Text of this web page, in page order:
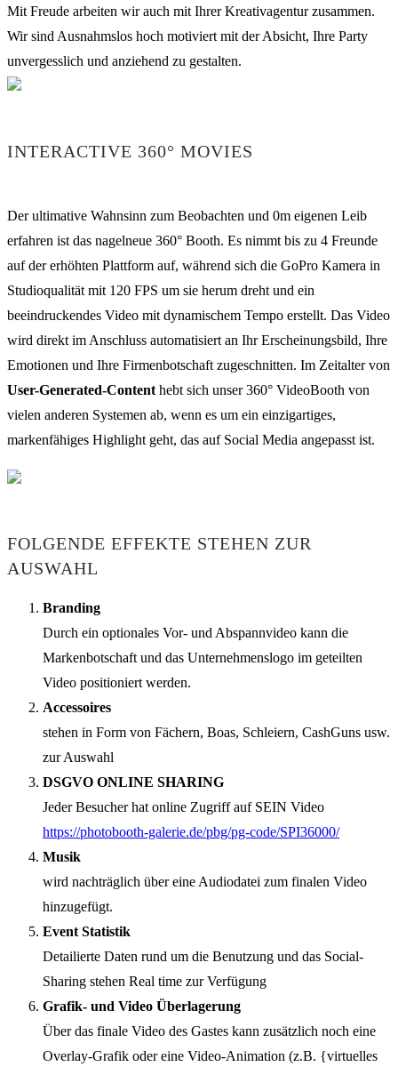
Mit Freude arbeiten wir auch mit Ihrer Kreativagentur zusammen.
Wir sind Ausnahmslos hoch motiviert mit der Absicht, Ihre Party
unvergesslich und anziehend zu gestalten.
INTERACTIVE 360° MOVIES
Der ultimative Wahnsinn zum Beobachten und 0m eigenen Leib
erfahren ist das nagelneue 360° Booth. Es nimmt bis zu 4 Freunde
auf der erhöhten Plattform auf, während sich die GoPro Kamera in
Studioqualität mit 120 FPS um sie herum dreht und ein
beeindruckendes Video mit dynamischem Tempo erstellt. Das Video
wird direkt im Anschluss automatisiert an Ihr Erscheinungsbild, Ihre
Emotionen und Ihre Firmenbotschaft zugeschnitten. Im Zeitalter von
User-Generated-Content hebt sich unser 360° VideoBooth von
vielen anderen Systemen ab, wenn es um ein einzigartiges,
markenfähiges Highlight geht, das auf Social Media angepasst ist.
FOLGENDE EFFEKTE STEHEN ZUR
AUSWAHL
Branding
Durch ein optionales Vor- und Abspannvideo kann die
Markenbotschaft und das Unternehmenslogo im geteilten
Video positioniert werden.
Accessoires
stehen in Form von Fächern, Boas, Schleiern, CashGuns usw.
zur Auswahl
DSGVO ONLINE SHARING
Jeder Besucher hat online Zugriff auf SEIN Video
https://photobooth-galerie.de/pbg/pg-code/SPI36000/
Musik
wird nachträglich über eine Audiodatei zum finalen Video
hinzugefügt.
Event Statistik
Detailierte Daten rund um die Benutzung und das Social-
Sharing stehen Real time zur Verfügung
Grafik- und Video Überlagerung
Über das finale Video des Gastes kann zusätzlich noch eine
Overlay-Grafik oder eine Video-Animation (z.B. {virtuelles